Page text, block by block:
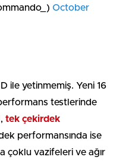
October
ile yetinmemiş. Yeni 16
testlerinde
tek çekirdek
performansında ise
çoklu vazifeleri ve ağır